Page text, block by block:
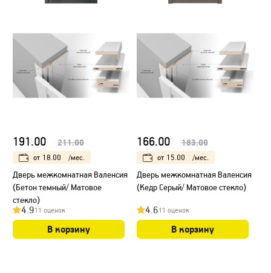
191.00 211.00
от 18.00 /мес.
Дверь межкомнатная Валенсия
(Бетон темный/ Матовое
стекло)
4.911 оценок
В корзину
166.00 183.00
от 15.00 /мес.
Дверь межкомнатная Валенсия
(Кедр Серый/ Матовое стекло)
4.611 оценок
В корзину